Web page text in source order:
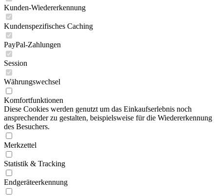
Kunden-Wiedererkennung
Kundenspezifisches Caching
PayPal-Zahlungen
Session
Währungswechsel
Komfortfunktionen
Diese Cookies werden genutzt um das Einkaufserlebnis noch
ansprechender zu gestalten, beispielsweise für die Wiedererkennung
des Besuchers.
Merkzettel
Statistik & Tracking
Endgeräteerkennung